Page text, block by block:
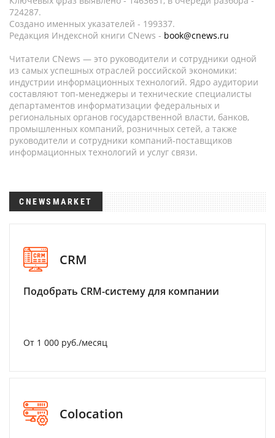
724287.
Создано именных указателей - 199337.
Редакция Индексной книги CNews - book@cnews.ru
Читатели CNews — это руководители и сотрудники одной
из самых успешных отраслей российской экономики:
индустрии информационных технологий. Ядро аудитории
составляют топ-менеджеры и технические специалисты
департаментов информатизации федеральных и
региональных органов государственной власти, банков,
промышленных компаний, розничных сетей, а также
руководители и сотрудники компаний-поставщиков
информационных технологий и услуг связи.
CNEWSMARKET
CRM
Подобрать CRM-систему для компании
От 1 000 руб./месяц
Colocation